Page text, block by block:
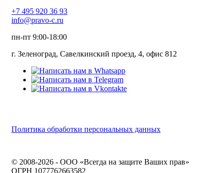
+7 495 920 36 93
info@pravo-c.ru
пн-пт 9:00-18:00
г. Зеленоград, Савелкинский проезд, 4, офис 812
Политика обработки персональных данных
© 2008-2026 - ООО «Всегда на защите Ваших прав»
ОГРН 1077762663582